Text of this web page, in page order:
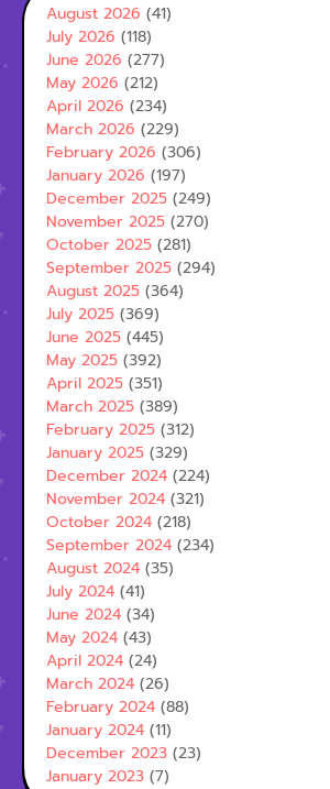
August 2026 (41)
July 2026 (118)
June 2026 (277)
May 2026 (212)
April 2026 (234)
March 2026 (229)
February 2026 (306)
January 2026 (197)
December 2025 (249)
November 2025 (270)
October 2025 (281)
September 2025 (294)
August 2025 (364)
July 2025 (369)
June 2025 (445)
May 2025 (392)
April 2025 (351)
March 2025 (389)
February 2025 (312)
January 2025 (329)
December 2024 (224)
November 2024 (321)
October 2024 (218)
September 2024 (234)
August 2024 (35)
July 2024 (41)
June 2024 (34)
May 2024 (43)
April 2024 (24)
March 2024 (26)
February 2024 (88)
January 2024 (11)
December 2023 (23)
January 2023 (7)